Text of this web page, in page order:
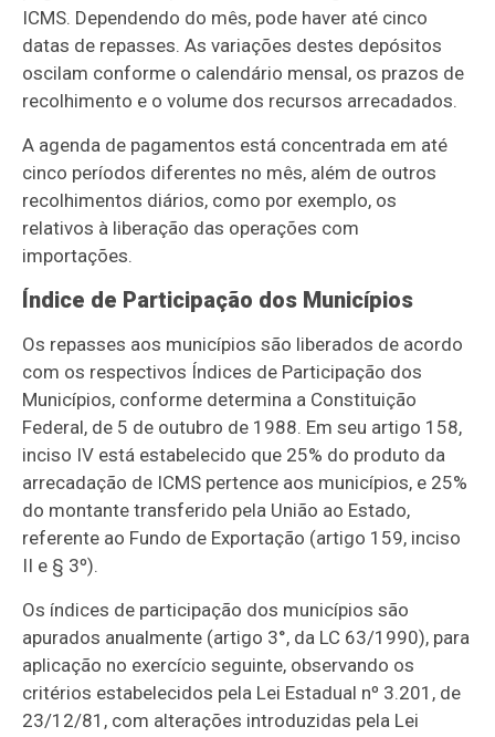
ICMS. Dependendo do mês, pode haver até cinco
datas de repasses. As variações destes depósitos
oscilam conforme o calendário mensal, os prazos de
recolhimento e o volume dos recursos arrecadados.
A agenda de pagamentos está concentrada em até
cinco períodos diferentes no mês, além de outros
recolhimentos diários, como por exemplo, os
relativos à liberação das operações com
importações.
Índice de Participação dos Municípios
Os repasses aos municípios são liberados de acordo
com os respectivos Índices de Participação dos
Municípios, conforme determina a Constituição
Federal, de 5 de outubro de 1988. Em seu artigo 158,
inciso IV está estabelecido que 25% do produto da
arrecadação de ICMS pertence aos municípios, e 25%
do montante transferido pela União ao Estado,
referente ao Fundo de Exportação (artigo 159, inciso
II e § 3º).
Os índices de participação dos municípios são
apurados anualmente (artigo 3°, da LC 63/1990), para
aplicação no exercício seguinte, observando os
critérios estabelecidos pela Lei Estadual nº 3.201, de
23/12/81, com alterações introduzidas pela Lei